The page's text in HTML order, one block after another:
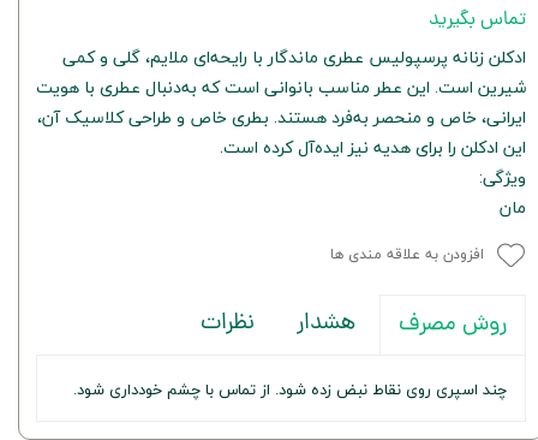
تماس بگیرید
ادکلن زنانه پرسپولیس عطری ماندگار با رایحه‌ای ملایم، گلی و کمی
شیرین است. این عطر مناسب بانوانی است که به‌دنبال عطری با هویت
ایرانی، خاص و منحصر به‌فرد هستند. بطری خاص و طراحی کلاسیک آن،
این ادکلن را برای هدیه نیز ایده‌آل کرده است.
ویژگی:
مان
افزودن به علاقه مندی ها
روش مصرف هشدار نظرات
چند اسپری روی نقاط نبض زده شود. از تماس با چشم خودداری شود.